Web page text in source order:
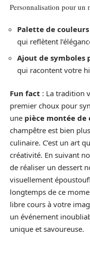
Personnalisation pour un
Palette de couleurs
qui reflètent
Ajout de symboles
qui racontent votre
Fun fact : La tradition
premier choux pour
une pièce montée de
champêtre est bien
culinaire. C’est un art
créativité. En suivant
de réaliser un dessert
visuellement
longtemps de ce
libre cours à votre
un événement
unique et savoureuse.